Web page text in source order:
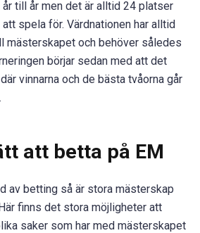
år till år men det är alltid 24 platser
spela för. Värdnationen har alltid
mästerskapet och behöver således
börjar sedan med att det
vinnarna och de bästa tvåorna går
att betta på EM
av betting så är stora mästerskap
finns det stora möjligheter att
saker som har med mästerskapet